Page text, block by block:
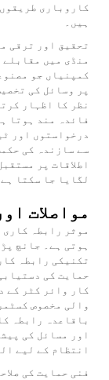
کاروباری
ہیں۔
تحقیق اور ترقی
منڈی میں مقابلے
کمپنیاں جو
پر وسائل کی
نظر کا اظہار
فائدہ مند ہوتا
درخواستوں اور
سے سازندہ کی
اطلاقات پر
لگایا جا سکتا
مواصلات
موثر رابطہ
ہوتی ہے۔ جانچ
تکنیکی رابطہ
حمایت کی
کار وائر کٹر کے
والی مخصوص
باقاعدہ رابطہ
اور مسائل کی
انتظام کے لیے
فنی حمایت کی